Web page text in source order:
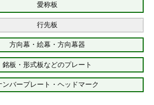
愛称板
行先板
方向幕・絵幕・方向幕器
銘板・形式板などのプレート
ンバープレート・ヘッドマーク